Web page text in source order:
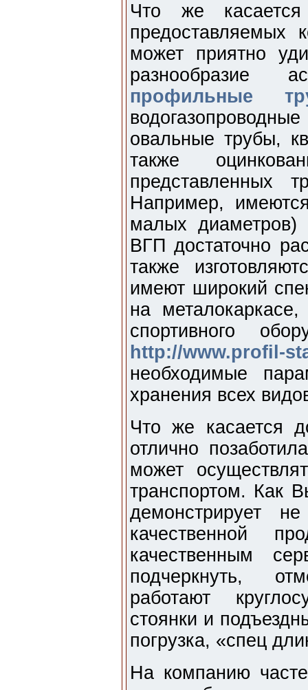
Что же
предоставляемых
может приятно
разнообразие
профильные
овальные трубы,
также
представленных
Например,
малых диаметров)
ВГП достаточно
также
имеют широкий
на
спортивного
http://www.profil-
необходимые
хранения всех
Что же касается
отлично
может
транспортом. Как
демонстрирует
качественной
качественным
подчеркнуть,
работают
стоянки и
погрузка, «спец
На компанию